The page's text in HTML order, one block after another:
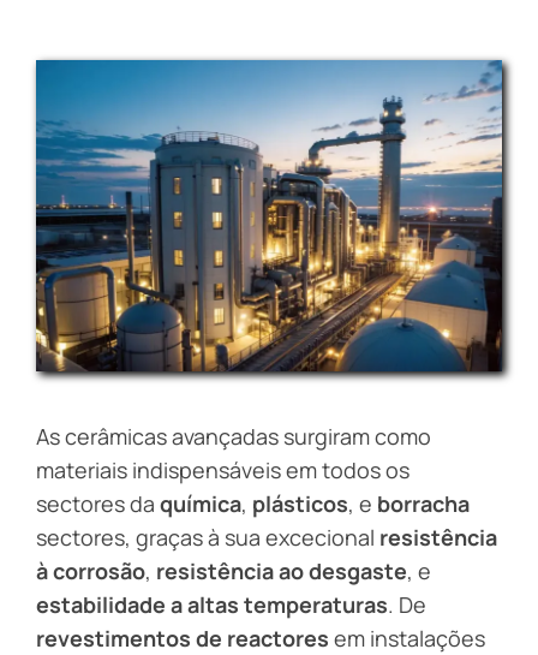
As cerâmicas avançadas surgiram como
materiais indispensáveis em todos os
sectores daquímica, plásticos, e borracha
sectores, graças à sua excecional resistência
à corrosão, resistência ao desgaste, e
estabilidade a altas temperaturas. De
revestimentos de reactores em instalações